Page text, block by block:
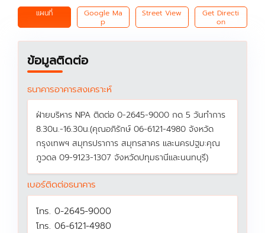
แผนที่
Google Ma
p
Street View
Get Directi
on
ข้อมูลติดต่อ
ธนาคารอาคารสงเคราะห์
ฝ่ายบริหาร NPA ติดต่อ 0-2645-9000 กด 5 วันทำการ
8.30น.-16.30น.(คุณอภิรักษ์ 06-6121-4980 จังหวัด
กรุงเทพฯ สมุทรปราการ สมุทรสาคร และนครปฐม:คุณ
ภูวดล 09-9123-1307 จังหวัดปทุมธานีและนนทบุรี)
เบอร์ติดต่อธนาคาร
โทร. 0-2645-9000
โทร. 06-6121-4980